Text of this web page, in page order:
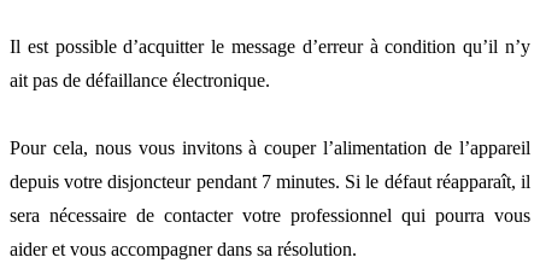
Il est possible d’acquitter le message d’erreur à condition qu’il n’y
ait pas de défaillance électronique.
Pour cela, nous vous invitons à couper l’alimentation de l’appareil
depuis votre disjoncteur pendant 7 minutes. Si le défaut réapparaît, il
sera nécessaire de contacter votre professionnel qui pourra vous
aider et vous accompagner dans sa résolution.